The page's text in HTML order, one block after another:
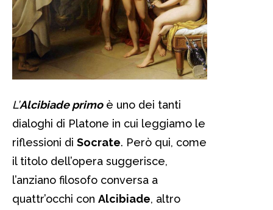
L’Alcibiade primoè uno dei tanti
dialoghi di Platone in cui leggiamo le
riflessioni di Socrate. Però qui, come
il titolo dell’opera suggerisce,
l’anziano filosofo conversa a
quattr’occhi con Alcibiade, altro